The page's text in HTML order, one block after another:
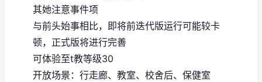
其她注意事件项
与前头始事相比，即将前迭代版运行可能较卡
顿，正式版将进行完善
可体验至t教等级30
开放场景：行走廊、教室、校舍后、保健室